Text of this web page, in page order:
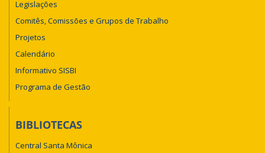
Legislações
Comitês, Comissões e Grupos de Trabalho
Projetos
Calendário
Informativo SISBI
Programa de Gestão
BIBLIOTECAS
Central Santa Mônica